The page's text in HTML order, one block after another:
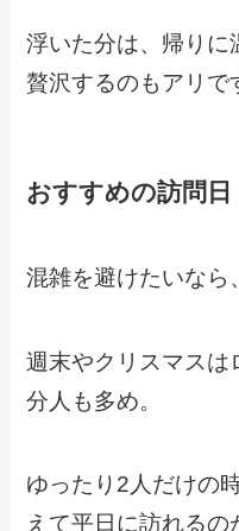
浮いた分は、帰りに
贅沢するのもアリで
おすすめの訪問日
混雑を避けたいなら
週末やクリスマスは
分人も多め。
ゆったり2人だけの
えて平日に訪れるの